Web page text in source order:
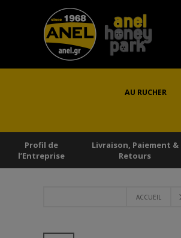
AU RUCHER
Profil de
l’Εntreprise
Livraison, Paiement &
Retours
ACCUEIL